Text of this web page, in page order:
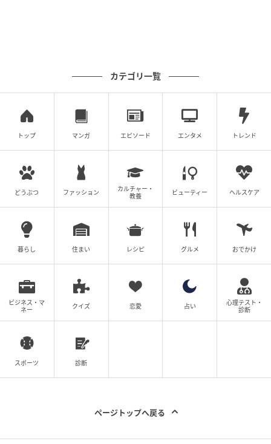
今回は、福士蒼汰さん演じる村田蓮司とのものすごい
バイオレンスシーンがあります。つい目を覆いたくな
るような衝撃シーンも織り込まれていますが、懸命に
演じています。人物的に寡黙で台詞が少ない分、カラ
ダで演じています。
うい)をするというよりはその人物を極大化まで広げ
て、そこに集中するという方が正しいのかな。正直、
僕もわかりません（笑）。悪人ばかり演じています
が、今後はロマンチストな人物も演じてみたいです
韓国で制作され、世界的なヒット作となった『犯罪都
カテゴリ一覧
トップ マンガ エピソード エンタメ トレンド
どうぶつ ファッション
カルチャー・
教養
ビューティー ヘルスケア
暮らし 住まい レシピ グルメ おでかけ
ビジネス・マ
ネー
クイズ 恋愛 占い
心理テスト・
診断
スポーツ 診断
ページトップへ戻る